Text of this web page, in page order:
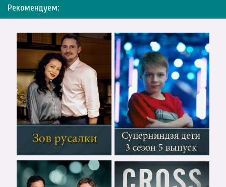
Рекомендуем: